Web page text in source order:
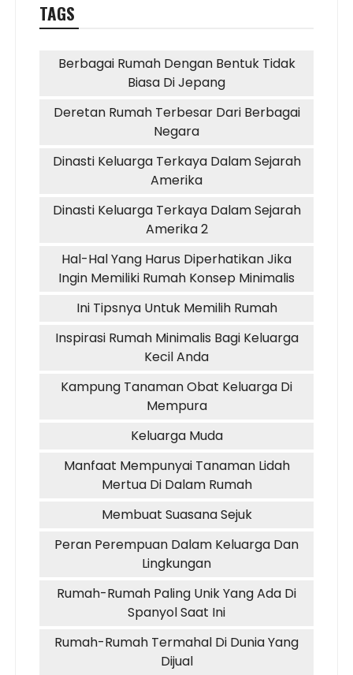
TAGS
Berbagai Rumah Dengan Bentuk Tidak
Biasa Di Jepang
Deretan Rumah Terbesar Dari Berbagai
Negara
Dinasti Keluarga Terkaya Dalam Sejarah
Amerika
Dinasti Keluarga Terkaya Dalam Sejarah
Amerika 2
Hal-Hal Yang Harus Diperhatikan Jika
Ingin Memiliki Rumah Konsep Minimalis
Ini Tipsnya Untuk Memilih Rumah
Inspirasi Rumah Minimalis Bagi Keluarga
Kecil Anda
Kampung Tanaman Obat Keluarga Di
Mempura
Keluarga Muda
Manfaat Mempunyai Tanaman Lidah
Mertua Di Dalam Rumah
Membuat Suasana Sejuk
Peran Perempuan Dalam Keluarga Dan
Lingkungan
Rumah-Rumah Paling Unik Yang Ada Di
Spanyol Saat Ini
Rumah-Rumah Termahal Di Dunia Yang
Dijual